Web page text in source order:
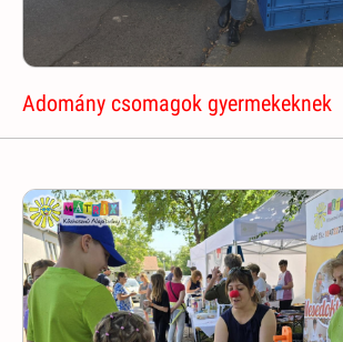
Adomány csomagok gyermekeknek